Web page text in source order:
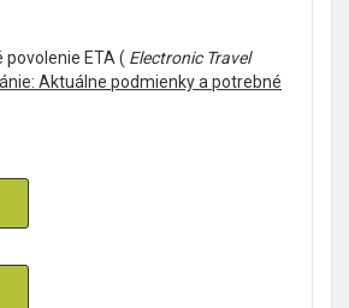
ETA ( Electronic Travel
Aktuálne podmienky a potrebné